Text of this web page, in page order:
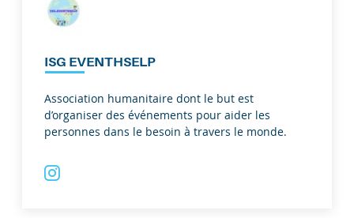
ISG EVENTHSELP
Association humanitaire dont le but est
d’organiser des événements pour aider les
personnes dans le besoin à travers le monde.